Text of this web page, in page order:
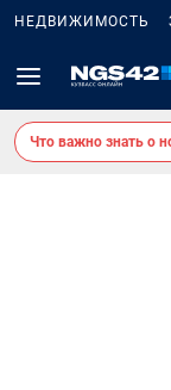
НЕДВИЖИМОСТЬ
Что важно знать о